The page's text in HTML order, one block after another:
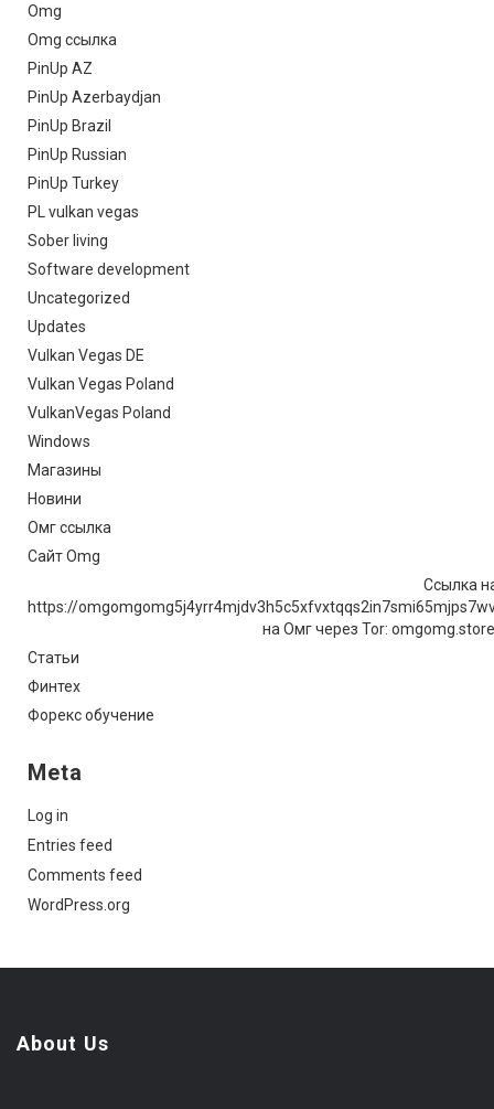
Omg
Omg ссылка
PinUp AZ
PinUp Azerbaydjan
PinUp Brazil
PinUp Russian
PinUp Turkey
PL vulkan vegas
Sober living
Software development
Uncategorized
Updates
Vulkan Vegas DE
Vulkan Vegas Poland
VulkanVegas Poland
Windows
Магазины
Новини
Омг ссылка
Сайт Omg
Ссылка
https://
на Омг через Tor:
Статьи
Финтех
Форекс обучение
Meta
Log in
Entries feed
Comments feed
WordPress.org
About Us